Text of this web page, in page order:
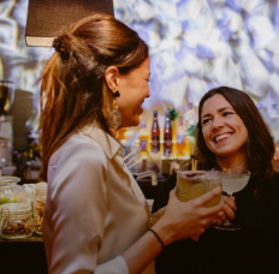
Natuurgebieden
Baroniepoorten
Sport
Privacy
Inloggen